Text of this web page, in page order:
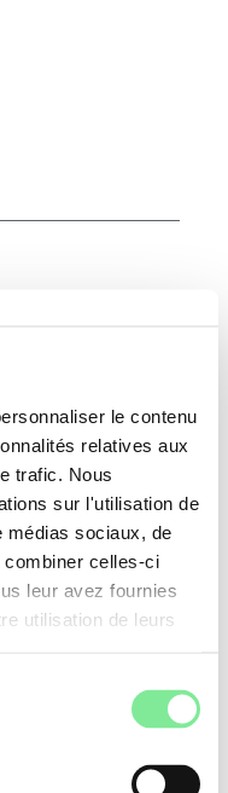
le contenu
relatives aux
trafic. Nous
sur l'utilisation de
médias sociaux, de
combiner celles-ci
leur avez fournies
utilisation de leurs